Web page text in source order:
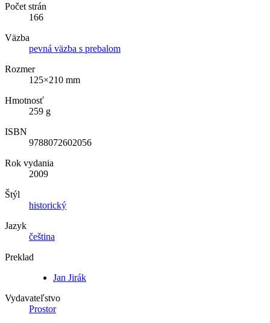
Počet strán
166
Väzba
pevná väzba s prebalom
Rozmer
125×210 mm
Hmotnosť
259 g
ISBN
9788072602056
Rok vydania
2009
Štýl
historický
Jazyk
čeština
Preklad
Jan Jirák
Vydavateľstvo
Prostor